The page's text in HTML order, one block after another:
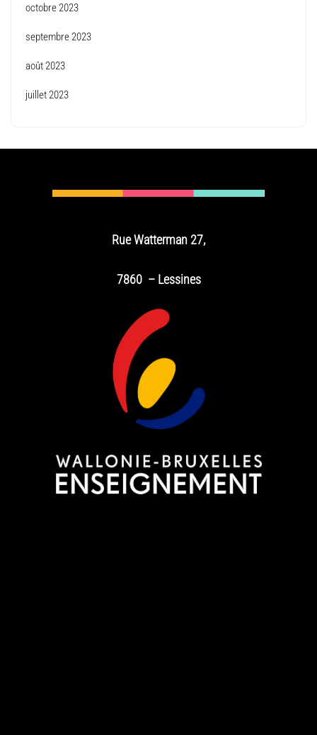
octobre 2023
septembre 2023
août 2023
juillet 2023
Rue Watterman 27,
7860 – Lessines